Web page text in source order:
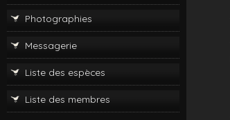
Photographies
Messagerie
Liste des espèces
Liste des membres